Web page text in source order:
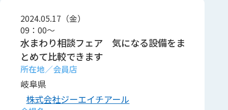
2024.05.17（金）
09：00～
水まわり相談フェア 気になる設備をま
とめて比較できます
岐阜県
株式会社ジーエイチアール